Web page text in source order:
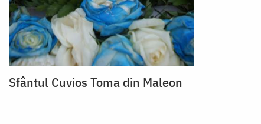
Sfântul Cuvios Toma din Maleon